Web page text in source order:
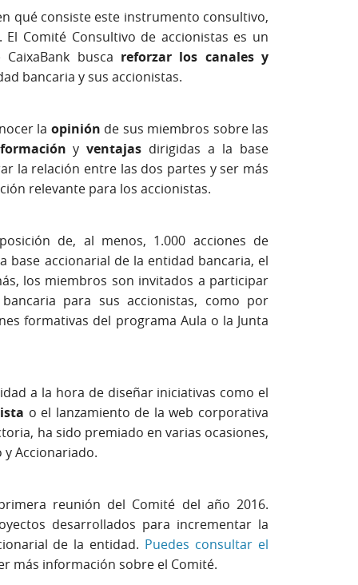
qué consiste este instrumento consultivo,
Comité Consultivo de accionistas es un
busca reforzar los canales y
bancaria y sus accionistas.
la opinión de sus miembros sobre las
yventajas dirigidas a la base
la relación entre las dos partes y ser más
relevante para los accionistas.
de, al menos, 1.000 acciones de
base accionarial de la entidad bancaria, el
los miembros son invitados a participar
para sus accionistas, como por
formativas del programa Aula o la Junta
a la hora de diseñar iniciativas como el
o el lanzamiento de la web corporativa
ha sido premiado en varias ocasiones,
Accionariado.
reunión del Comité del año 2016.
desarrollados para incrementar la
de la entidad. Puedes consultar el
nueva)
más información sobre el Comité.